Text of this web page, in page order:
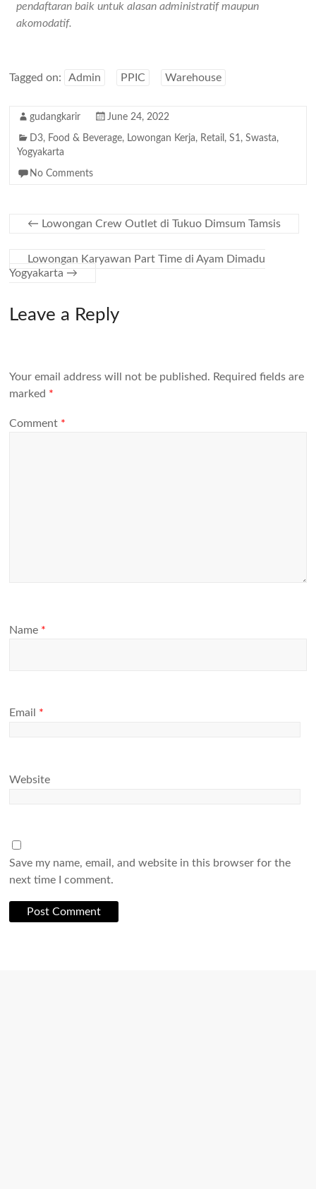
pendaftaran baik untuk alasan administratif maupun
akomodatif.
Tagged on: Admin PPIC Warehouse
gudangkarir June 24, 2022
D3, Food & Beverage, Lowongan Kerja, Retail ,S1,Swasta,
Yogyakarta
No Comments
← Lowongan Crew Outlet di Tukuo Dimsum Tamsis
Lowongan Karyawan Part Time di Ayam Dimadu
Yogyakarta →
Leave a Reply
Your email address will not be published. Required fields are
marked *
Comment *
Name *
Email *
Website
Save my name, email, and website in this browser for the
next time I comment.